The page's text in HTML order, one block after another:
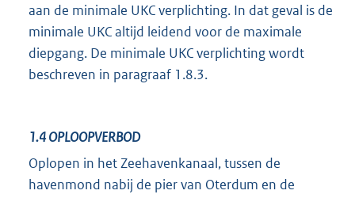
aan de minimale UKC verplichting. In dat geval is de
minimale UKC altijd leidend voor de maximale
diepgang. De minimale UKC verplichting wordt
beschreven in paragraaf 1.8.3.
1.4OPLOOPVERBOD
Oplopen in het Zeehavenkanaal, tussen de
havenmond nabij de pier van Oterdum en de